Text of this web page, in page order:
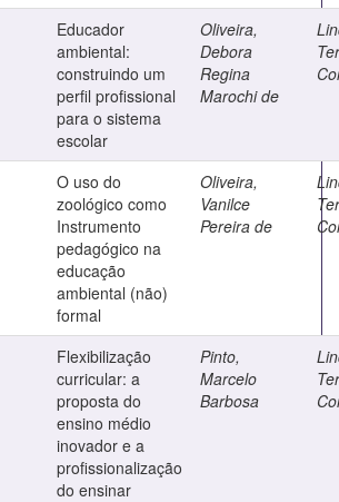
Educador
ambiental:
construindo um
perfil profissional
para o sistema
escolar
Oliveira,
Debora
Regina
Marochi de
O uso do
zoológico como
Instrumento
pedagógico na
educação
ambiental (não)
formal
Oliveira,
Vanilce
Pereira de
Flexibilização
curricular: a
proposta do
ensino médio
inovador e a
profissionalização
do ensinar
Pinto,
Marcelo
Barbosa